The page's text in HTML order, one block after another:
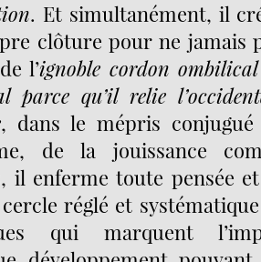
. Et simultanément, il
clôture pour ne jamais
l’ignoble cordon
parce qu’il relie
, dans le mépris
de la jouissance
il enferme toute pensée
réglé et
qui marquent